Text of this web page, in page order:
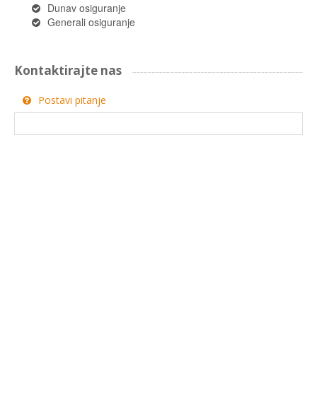
Dunav osiguranje
Generali osiguranje
Kontaktirajte nas
Postavi pitanje